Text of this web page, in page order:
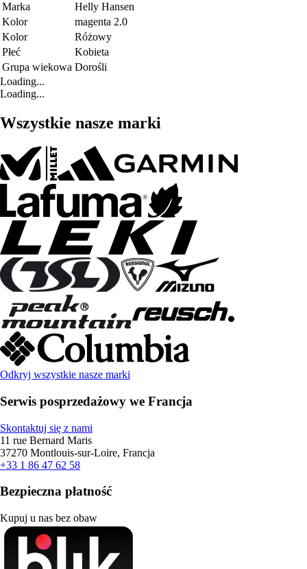
Marka
Helly Hansen
Kolor
magenta 2.0
Kolor
Różowy
Płeć
Kobieta
Grupa wiekowa Dorośli
Loading...
Loading...
Wszystkie nasze marki
Odkryj wszystkie nasze marki
Serwis posprzedażowy we Francja
Skontaktuj się z nami
11 rue Bernard Maris
37270 Montlouis-sur-Loire, Francja
+33 1 86 47 62 58
Bezpieczna płatność
Kupuj u nas bez obaw